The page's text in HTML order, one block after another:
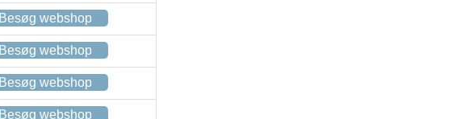
Besøg webshop
Besøg webshop
Besøg webshop
Besøg webshop